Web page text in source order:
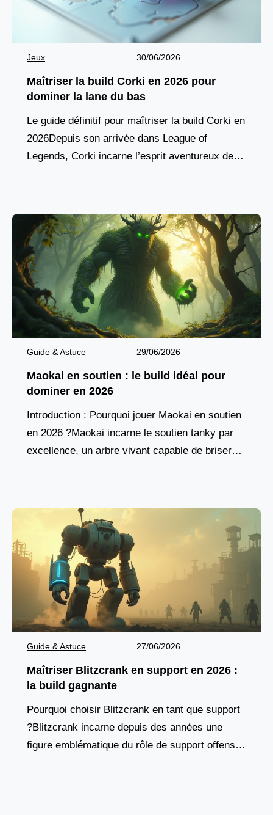
Jeux 30/06/2026
Maîtriser la build Corki en 2026 pour
dominer la lane du bas
Le guide définitif pour maîtriser la build Corki en
2026Depuis son arrivée dans League of
Legends, Corki incarne l’esprit aventureux des
Guide & Astuce 29/06/2026
Maokai en soutien : le build idéal pour
dominer en 2026
Introduction : Pourquoi jouer Maokai en soutien
en 2026 ?Maokai incarne le soutien tanky par
excellence, un arbre vivant capable de briser
Guide & Astuce 27/06/2026
Maîtriser Blitzcrank en support en 2026 :
la build gagnante
Pourquoi choisir Blitzcrank en tant que support
?Blitzcrank incarne depuis des années une
figure emblématique du rôle de support offensif.